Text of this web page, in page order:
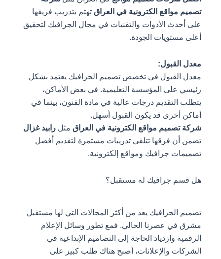
تصميم مواقع الكترونية في العراق تهتم بتدريب فريقها
على أحدث الأدوات والتقنيات في مجال الجرافيك لتحقيق
أعلى مستويات الجودة.
معدل القبول:
معدل القبول في تخصص تصميم الجرافيك يعتمد بشكل
رئيسي على المؤسسة التعليمية. في بعض الأماكن،
يتطلب التقديم درجات عالية في مادة الفنون، بينما في
أماكن أخرى قد يكون القبول أسهل.
شركة تصميم مواقع الكترونية في العراق مثلرابيد غزال
تضمن أن فرقها تتلقى تدريبات مستمرة لتقديم أفضل
تصميمات جرافيك ومواقع إلكترونية.
هل قسم جرافيك له مستقبل؟
تصميم الجرافيك يعد من أكثر المجالات التي لها مستقبل
مشرق في عصرنا الحالي. فمع تطور وسائل الإعلام
الرقمية وازدياد الحاجة إلى التصاميم الإبداعية في
الشركات والإعلانات، أصبح هناك طلب كبير على